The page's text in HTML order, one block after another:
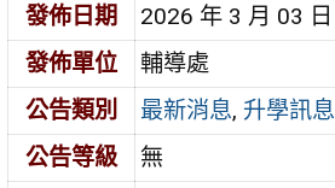
發佈日期
2026 年 3 月 03 日
發佈單位
輔導處
公告類別
最新消息, 升學訊息
公告等級
無